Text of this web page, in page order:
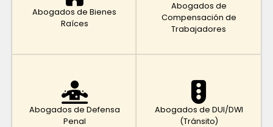
Abogados de Bienes
Raíces
Abogados de
Compensación de
Trabajadores
Abogados de Defensa
Penal
Abogados de DUI/DWI
(Tránsito)